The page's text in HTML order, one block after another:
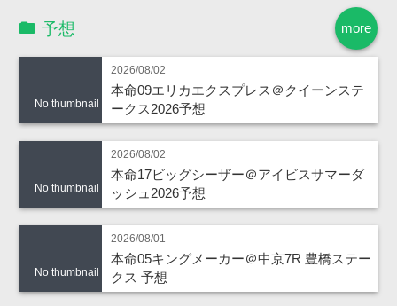
more
予想
No thumbnail
2026/08/02
本命09エリカエクスプレス＠クイーンステ
ークス2026予想
No thumbnail
2026/08/02
本命17ビッグシーザー＠アイビスサマーダ
ッシュ2026予想
No thumbnail
2026/08/01
本命05キングメーカー＠中京7R 豊橋ステー
クス 予想